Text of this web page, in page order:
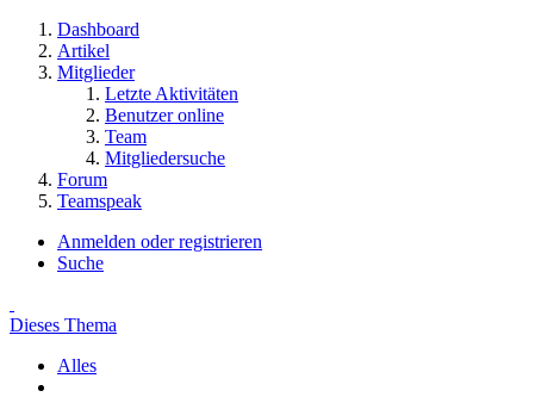
Dashboard
Artikel
Mitglieder
Letzte Aktivitäten
Benutzer online
Team
Mitgliedersuche
Forum
Teamspeak
Anmelden oder registrieren
Suche
Dieses Thema
Alles